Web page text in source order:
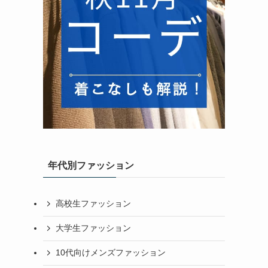
年代別ファッション
高校生ファッション
大学生ファッション
10代向けメンズファッション